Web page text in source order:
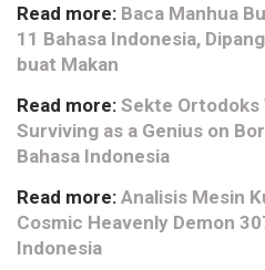
Read more: Baca Manhua
11 Bahasa Indonesia,
buat Makan
Read more: Sekte Ortodoks
Surviving as a Genius on
Bahasa Indonesia
Read more: Analisis Mesin
Cosmic Heavenly Demon
Indonesia